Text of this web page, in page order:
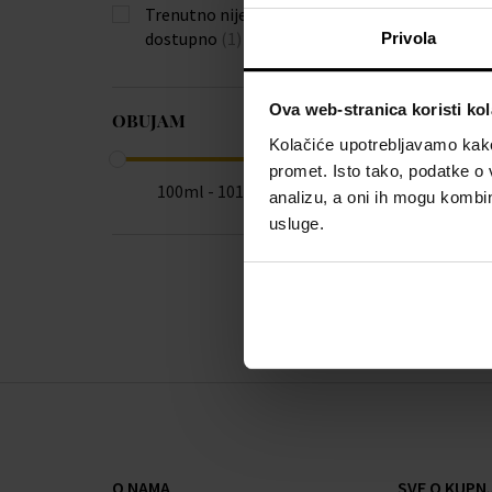
Privola
Ova web-stranica koristi
Kolačiće upotrebljavamo
promet. Isto tako, podatke
analizu, a oni ih mogu
usluge.
Trenutno nije
dostupno (1)
OBUJAM
100ml - 101ml
O NAMA SVE O